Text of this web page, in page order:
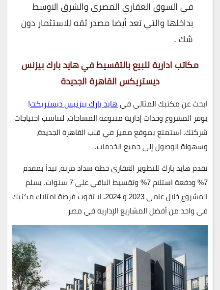
في السوق العقاري المصري والشرق الاوسط
بداخلها والتي تعد أيضا مصدر ثقه للاستثمار دون
شك .
مكاتب ادارية للبيع بالتقسيط في هايد بارك بيزنس
ديستريكس القاهرة الجديدة
ابحث عن مكتبك المثالي فيهايد بارك بيزنيس ديستريكت!
يوفر المشروع وحدات إدارية متنوعة المساحات، لتناسب احتياجات
شركتك. استمتع بموقع مميز في قلب القاهرة الجديدة،
وسهولة الوصول إلى جميع الخدمات.
تقدم هايد بارك للتطوير العقاري خطة سداد مرنة، تبدأ بمقدم
7% ودفعة استلام 7% وتقسيط الباقي على 7 سنوات. يسلم
المشروع خلال عامي 2023 و 2024. لا تفوت فرصة امتلاك مكتبك
في واحد من أفضل المشاريع الإدارية في مصر